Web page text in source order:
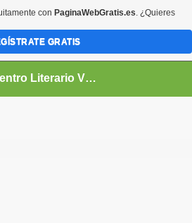
Encuentro Literario Virtual
con PaginaWebGratis.es. ¿Quieres
GRATIS